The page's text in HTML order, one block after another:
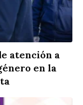
atención a
en la